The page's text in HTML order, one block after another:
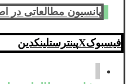
پانسیون مطالعاتی در
فیسبوکXپینترستلینکدین